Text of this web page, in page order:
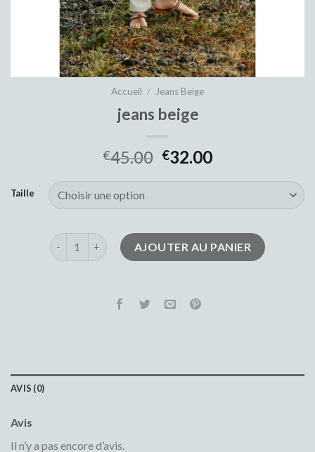
Accueil / Jeans Beige
jeans beige
€45.00 €32.00
Taille
quantité de jeans beigeAJOUTER AU PANIER
AVIS (0)
Avis
Il n’y a pas encore d’avis.